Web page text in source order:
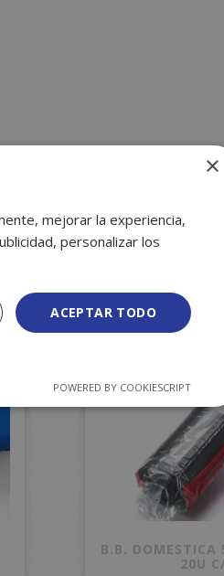
B.B. DOMESTICA
20U
×
mejorar la experiencia,
personalizar los
ACEPTAR TODO
POWERED BY COOKIESCRIPT